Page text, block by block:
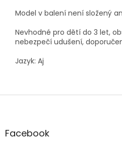
Model v balení není složený
Nevhodné pro dětí do 3 let,
nebezpečí udušení,
Jazyk: Aj
Z
aFacebook